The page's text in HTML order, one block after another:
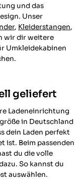
und das
Unser
, Kleiderstangen,
wir dir weitere
Umkleidekabinen
geliefert
Ladeneinrichtung
in Deutschland
dein Laden perfekt
ist. Beim passenden
du die volle
So kannst du
auswählen.